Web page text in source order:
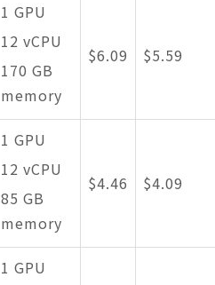
1 GPU
12 vCPU
170 GB
memory
$6.09 $5.59
1 GPU
12 vCPU
85 GB
memory
$4.46 $4.09
1 GPU